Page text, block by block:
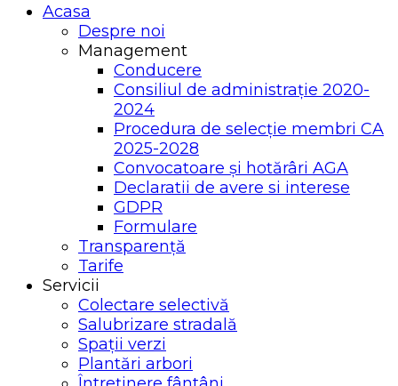
Acasa
Despre noi
Management
Conducere
Consiliul de administrație 2020-
2024
Procedura de selecție membri CA
2025-2028
Convocatoare și hotărâri AGA
Declaratii de avere si interese
GDPR
Formulare
Transparență
Tarife
Servicii
Colectare selectivă
Salubrizare stradală
Spații verzi
Plantări arbori